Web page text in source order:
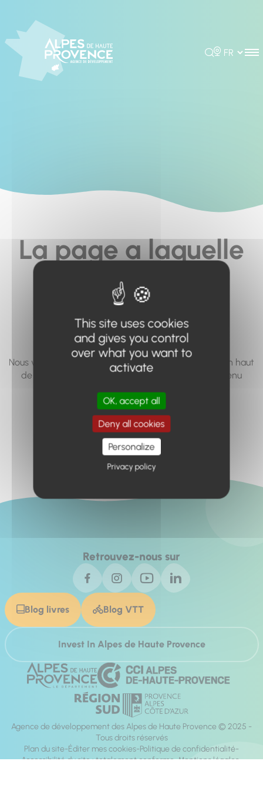
Rechercher
Choisir la
La page a laquelle
vous cherchez à
accéder n'existe
pas... ou plus.
Nous vous invitons à utiliser le moteur de recherche en haut
de page, ou à utiliser le menu pour trouver le contenu
Retour à l'accueil
Retrouvez-nous sur
Blog livres Blog VTT
Invest In Alpes de Haute Provence
Agence de développement des Alpes de Haute Provence © 2025 -
Tous droits réservés
Plan du site Éditer mes cookies Politique de confidentialité
Accessibilité du site : totalement conforme Mentions légales
This site uses cookies
and gives you control
over what you want to
activate
OK, accept all
Deny all cookies
Personalize
Privacy policy